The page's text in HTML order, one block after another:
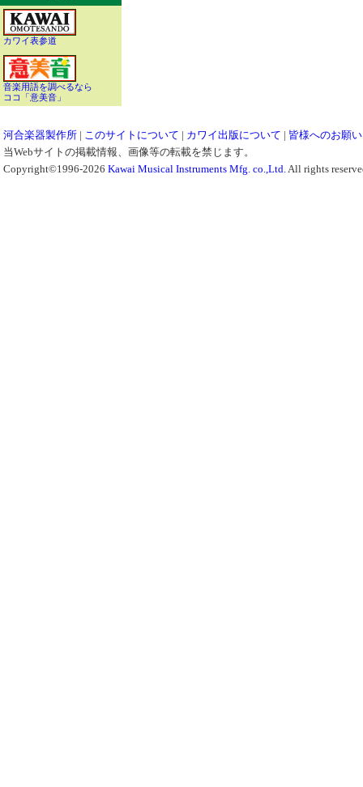
カワイ表参道
音楽用語を調べるなら
ココ「意美音」
河合楽器製作所 | このサイトについて | カワイ出版について | 皆様へのお願い
当Webサイトの掲載情報、画像等の転載を禁じます。
Copyright©1996-2026 Kawai Musical Instruments Mfg. co.,Ltd.All rights